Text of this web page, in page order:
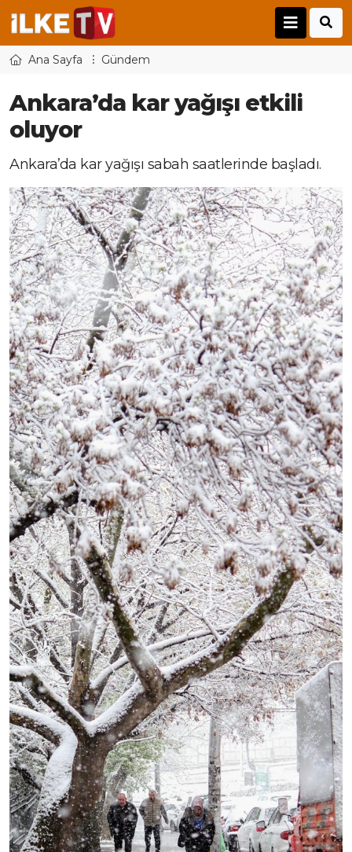
Ana Sayfa Gündem
Ankara’da kar yağışı etkili
oluyor
Ankara’da kar yağışı sabah saatlerinde başladı.